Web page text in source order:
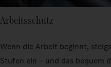
Arbeitsschutz
Wenn die Arbeit beginnt,
Stufen ein – und das bequem